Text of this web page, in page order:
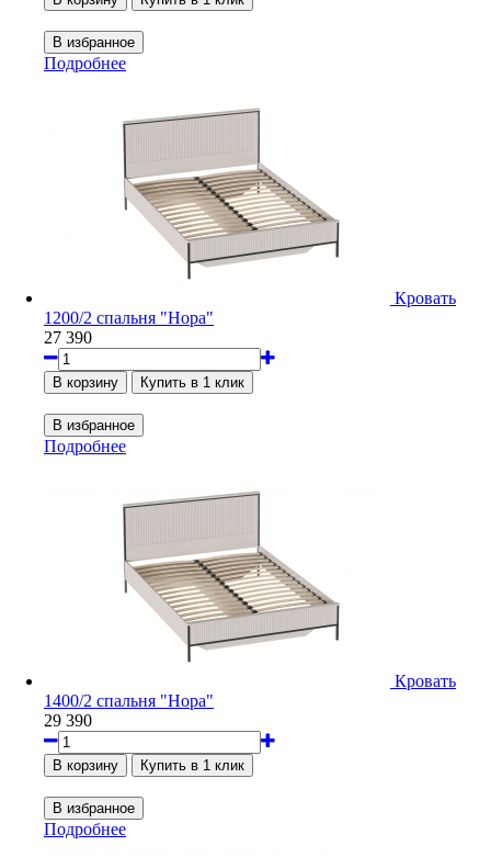
Подробнее
Кровать
1200/2 спальня "Нора"
27 390
Подробнее
Кровать
1400/2 спальня "Нора"
29 390
Подробнее